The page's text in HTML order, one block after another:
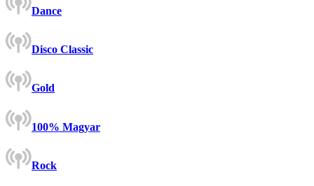
Dance
Disco Classic
Gold
100% Magyar
Rock